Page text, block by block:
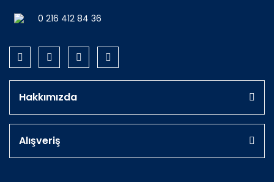
0 216 412 84 36
Hakkımızda
Alışveriş